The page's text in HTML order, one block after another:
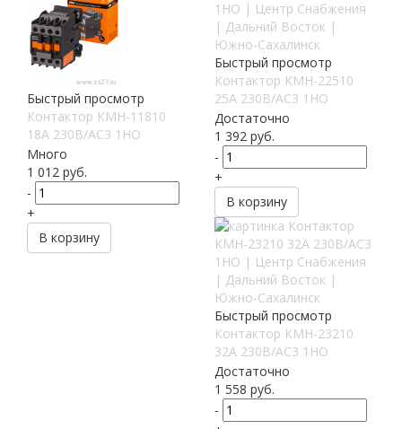
Быстрый просмотр
Контактор КМН-11810
18А 230В/АС3 1НО
Много
1 012 руб.
-
+
В корзину
Быстрый просмотр
Контактор КМН-22510
25А 230В/АС3 1НО
Достаточно
1 392 руб.
-
+
В корзину
Быстрый просмотр
Контактор КМН-23210
32А 230В/АС3 1НО
Достаточно
1 558 руб.
-